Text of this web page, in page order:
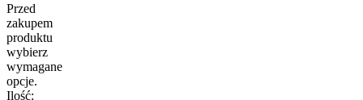
Przed
zakupem
produktu
wybierz
wymagane
opcje.
Ilość: